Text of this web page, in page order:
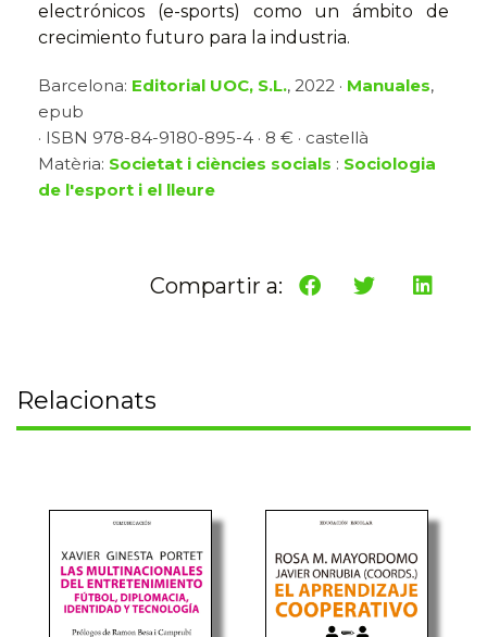
electrónicos (e-sports) como un ámbito de
crecimiento futuro para la industria.
Barcelona: Editorial UOC, S.L., 2022 · Manuales,
epub
· ISBN 978-84-9180-895-4 · 8 € · castellà
Matèria: Societat i ciències socials : Sociologia
de l'esport i el lleure
Compartir a:
Relacionats